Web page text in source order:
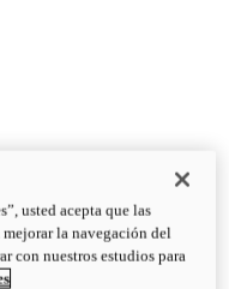
usted acepta que las
la navegación del
con nuestros estudios para